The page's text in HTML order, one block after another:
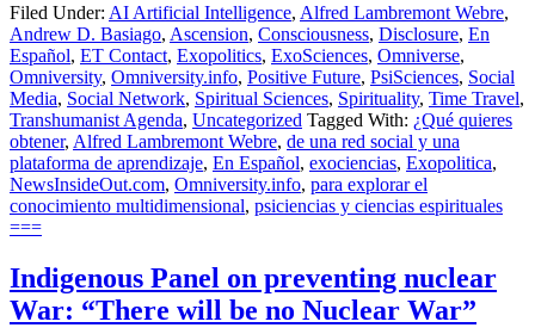
Filed Under: AI Artificial Intelligence, Alfred Lambremont Webre,
Andrew D. Basiago, Ascension, Consciousness, Disclosure, En
Español, ET Contact, Exopolitics, ExoSciences, Omniverse,
Omniversity, Omniversity.info, Positive Future, PsiSciences, Social
Media, Social Network, Spiritual Sciences, Spirituality, Time Travel,
Transhumanist Agenda, Uncategorized Tagged With: ¿Qué quieres
obtener, Alfred Lambremont Webre, de una red social y una
plataforma de aprendizaje, En Español, exociencias, Exopolitica,
NewsInsideOut.com, Omniversity.info, para explorar el
conocimiento multidimensional, psiciencias y ciencias espirituales
===
Indigenous Panel on preventing nuclear
War: “There will be no Nuclear War”